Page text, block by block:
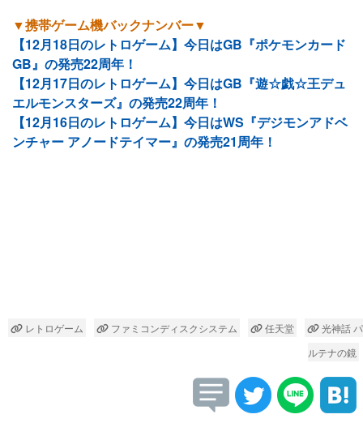
▼携帯ゲーム機バックナンバー▼
【12月18日のレトロゲーム】今日はGB『ポケモンカード
GB』の発売22周年！
【12月17日のレトロゲーム】今日はGB『遊☆戯☆王デュ
エルモンスターズ』の発売22周年！
【12月16日のレトロゲーム】今日はWS『デジモンアドベ
ンチャー アノードテイマー』の発売21周年！
レトロゲーム ファミコンディスクシステム 任天堂
光神話 パ
ルテナの鏡